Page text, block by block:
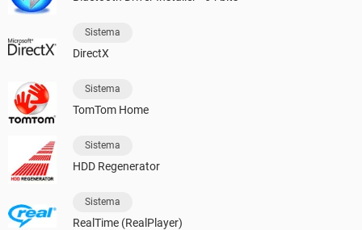
Sistema
DirectX
Sistema
TomTom Home
Sistema
HDD Regenerator
Sistema
RealTime (RealPlayer)